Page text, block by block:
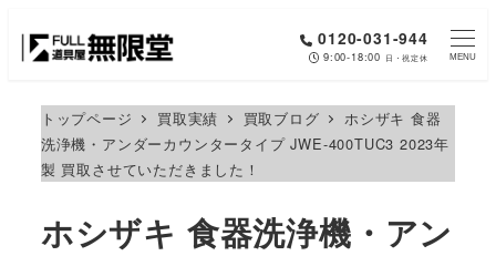
0120-031-944
9:00-18:00 日・祝定休 MENU
トップページ 買取実績 買取ブログ
ホシザキ 食器
洗浄機・アンダーカウンタータイプ JWE-400TUC3 2023年
製 買取させていただきました！
ホシザキ 食器洗浄機・アン